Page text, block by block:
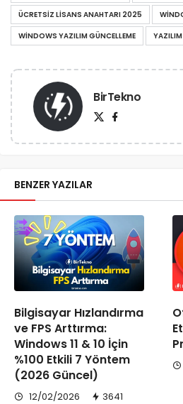
ÜCRETSIZ LISANS ANAHTARI 2025
WINDOWS YAZILIM GÜNCELLEME
YAZILIM
BirTekno
BENZER YAZILAR
Bilgisayar Hızlandırma
ve FPS Arttırma:
Windows 11 & 10 İçin
%100 Etkili 7 Yöntem
(2026 Güncel)
12/02/2026 3641